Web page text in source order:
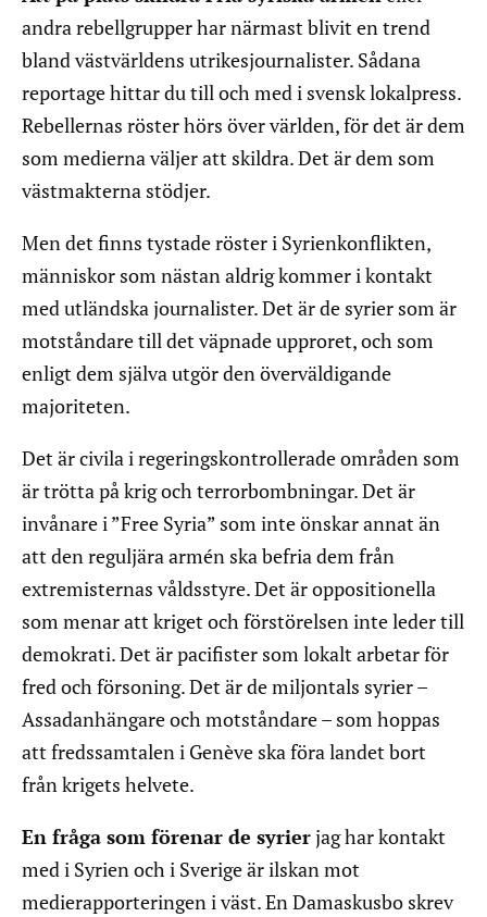
andra rebellgrupper har närmast blivit en trend
bland västvärldens utrikesjournalister. Sådana
reportage hittar du till och med i svensk lokalpress.
Rebellernas röster hörs över världen, för det är dem
som medierna väljer att skildra. Det är dem som
västmakterna stödjer.
Men det finns tystade röster i Syrienkonflikten,
människor som nästan aldrig kommer i kontakt
med utländska journalister. Det är de syrier som är
motståndare till det väpnade upproret, och som
enligt dem själva utgör den överväldigande
majoriteten.
Det är civila i regeringskontrollerade områden som
är trötta på krig och terrorbombningar. Det är
invånare i ”Free Syria” som inte önskar annat än
att den reguljära armén ska befria dem från
extremisternas våldsstyre. Det är oppositionella
som menar att kriget och förstörelsen inte leder till
demokrati. Det är pacifister som lokalt arbetar för
fred och försoning. Det är de miljontals syrier –
Assadanhängare och motståndare – som hoppas
att fredssamtalen i Genève ska föra landet bort
från krigets helvete.
En fråga som förenar de syrierjag har kontakt
med i Syrien och i Sverige är ilskan mot
medierapporteringen i väst. En Damaskusbo skrev